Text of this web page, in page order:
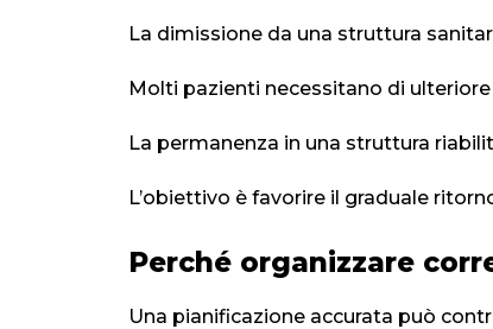
La dimissione da una struttura
Molti pazienti necessitano di
La permanenza in una struttura
L’obiettivo è favorire il graduale
Perché organizzare
Una pianificazione accurata può